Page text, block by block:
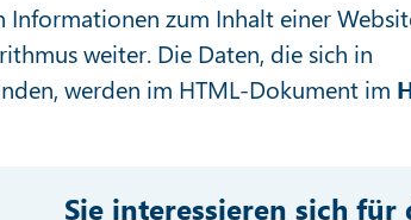
Informationen zum Inhalt einer
weiter. Die Daten, die sich in
werden im HTML-Dokument im
Sie interessieren sich für